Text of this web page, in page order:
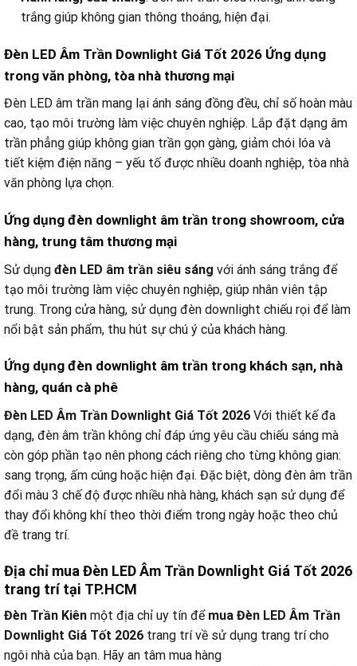
trắng giúp không gian thông thoáng, hiện đại.
Đèn LED Âm Trần Downlight Giá Tốt 2026 Ứng dụng
trong văn phòng, tòa nhà thương mại
Đèn LED âm trần mang lại ánh sáng đồng đều, chỉ số hoàn màu
cao, tạo môi trường làm việc chuyên nghiệp. Lắp đặt dạng âm
trần phẳng giúp không gian trần gọn gàng, giảm chói lóa và
tiết kiệm điện năng – yếu tố được nhiều doanh nghiệp, tòa nhà
văn phòng lựa chọn.
Ứng dụng đèn downlight âm trần trong showroom, cửa
hàng, trung tâm thương mại
Sử dụng đèn LED âm trần siêu sáng với ánh sáng trắng để
tạo môi trường làm việc chuyên nghiệp, giúp nhân viên tập
trung. Trong cửa hàng, sử dụng đèn downlight chiếu rọi để làm
nổi bật sản phẩm, thu hút sự chú ý của khách hàng.
Ứng dụng đèn downlight âm trần trong khách sạn, nhà
hàng, quán cà phê
Đèn LED Âm Trần Downlight Giá Tốt 2026 Với thiết kế đa
dạng, đèn âm trần không chỉ đáp ứng yêu cầu chiếu sáng mà
còn góp phần tạo nên phong cách riêng cho từng không gian:
sang trọng, ấm cúng hoặc hiện đại. Đặc biệt, dòng đèn âm trần
đổi màu 3 chế độ được nhiều nhà hàng, khách sạn sử dụng để
thay đổi không khí theo thời điểm trong ngày hoặc theo chủ
đề trang trí.
Địa chỉ mua Đèn LED Âm Trần Downlight Giá Tốt 2026
trang trí tại TP.HCM
Đèn Trần Kiên một địa chỉ uy tín để mua Đèn LED Âm Trần
Downlight Giá Tốt 2026 trang trí về sử dụng trang trí cho
ngôi nhà của bạn. Hãy an tâm mua hàng